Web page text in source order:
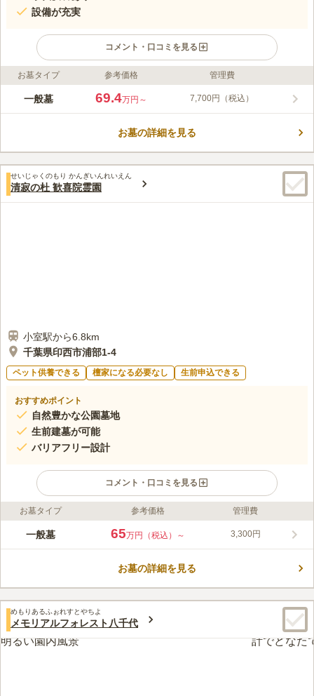
設備が充実
コメント・口コミを見る
ライフドット編集部のコメント
緑に包まれており、さらにアクセスにも苦労することはなく全区
届いた、落ち着いた雰囲気の霊園です。自然に囲まれ広く開放的
て利用できる環境になっています。近くには白井聖地公園がある
ので、四季ごとに様々な季節の花や自然を感じることが出来ま
す。宗教は不問となっており、誰でも申し込むことができます。
口コミ評価
みんなの評価
3.3
60代男性
霊園には、花や線香は売っているが、高いので、御参りする際は
お墓タイプ 参考価格 管理費
一般墓 69.4万円～ 7,700円（税込）
お墓の詳細を見る
せいじゃくのもり かんぎいんれいえん
清寂の杜 歓喜院霊園
小室駅から6.8km
千葉県印西市浦部1-4
ペット供養できる 檀家になる必要なし 生前申込できる
おすすめポイント
自然豊かな公園墓地
生前建墓が可能
バリアフリー設計
コメント・口コミを見る
ライフドット編集部のコメント
自然溢れる里中の中に位置する霊園『清寂の杜 歓喜院霊園』、
きのある公園墓地です。里山には小鳥がいてバードウォッチやさ
となく誰でも申し込みができます。施設内には休憩所が設けられ
ています。疲れた時にはゆっくりと休むことができます。
口コミ評価
みんなの評価
3.0
30代男性
電車でいくのには適していない。鉄道の駅からは遠い。バスか車
が適している。周囲にはセブンイレブンくらいしかない。
お墓タイプ 参考価格 管理費
一般墓 65万円（税込）～ 3,300円
お墓の詳細を見る
めもりあるふぉれすとやちよ
メモリアルフォレスト八千代